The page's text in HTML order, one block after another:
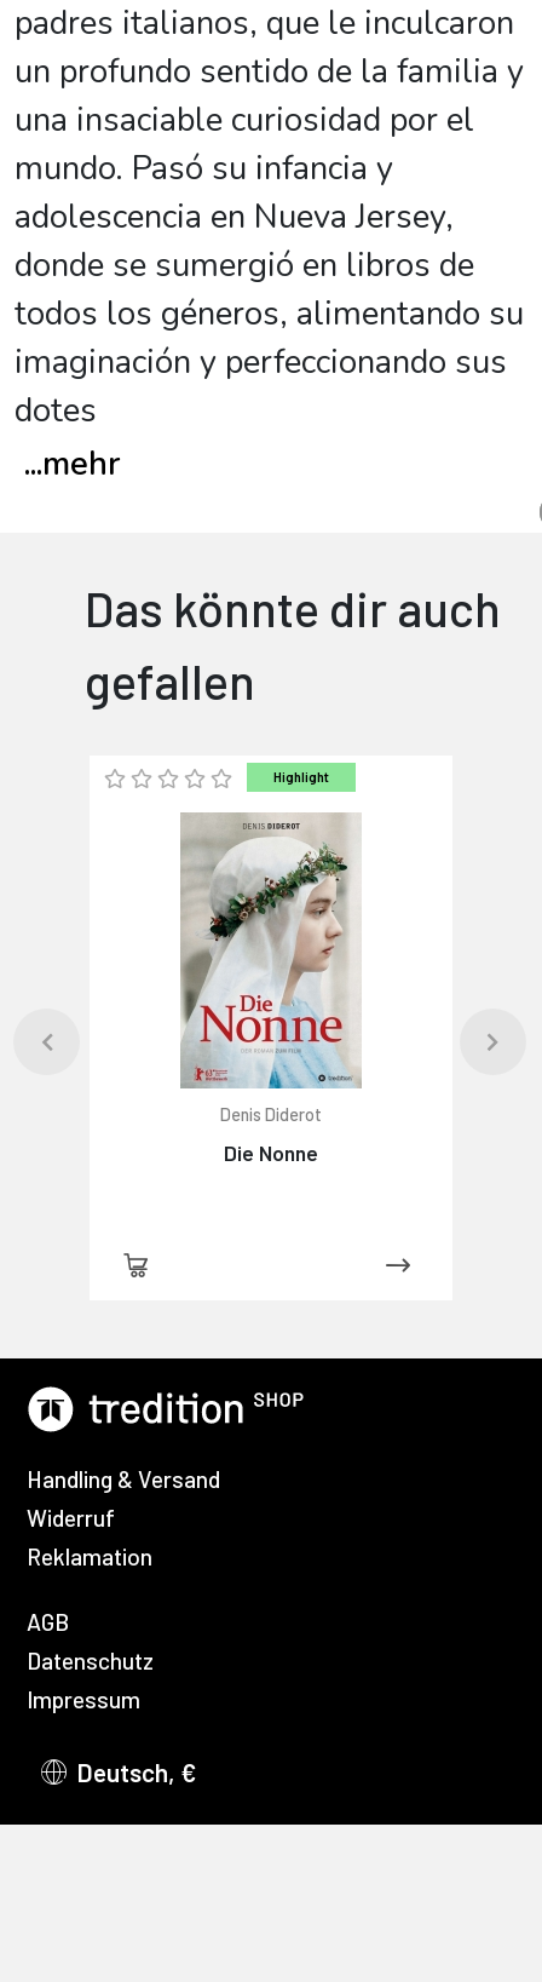
padres italianos, que le inculcaron
un profundo sentido de la familia y
una insaciable curiosidad por el
mundo. Pasó su infancia y
adolescencia en Nueva Jersey,
donde se sumergió en libros de
todos los géneros, alimentando su
imaginación y perfeccionando sus
dotes
...mehr
Das könnte dir auch
gefallen
Highlight
Denis Diderot
Die Nonne
Handling & Versand
Widerruf
Reklamation
AGB
Datenschutz
Impressum
Deutsch, €